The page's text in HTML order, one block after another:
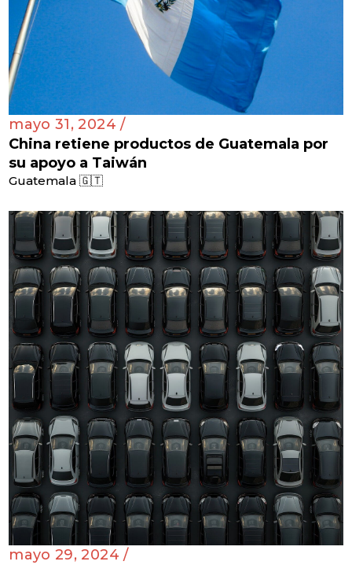
mayo 31, 2024 /
China retiene productos de Guatemala por
su apoyo a Taiwán
Guatemala 🇬🇹
mayo 29, 2024 /